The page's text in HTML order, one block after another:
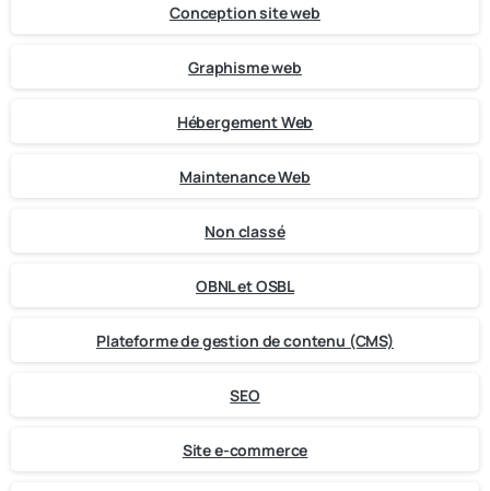
Conception site web
Graphisme web
Hébergement Web
Maintenance Web
Non classé
OBNL et OSBL
Plateforme de gestion de contenu (CMS)
SEO
Site e-commerce